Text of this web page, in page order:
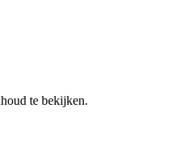
te bekijken.